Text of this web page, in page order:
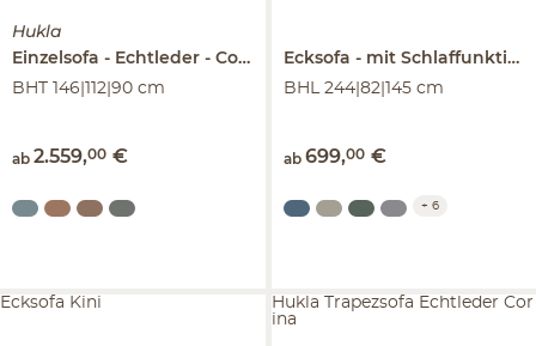
Hukla
Einzelsofa Echtleder
Corina
BHT 146|112|90 cm
ab 2.559,00 €
Ecksofa
mit Schlaffunktion
BHL 244|82|145 cm
ab 699,00 €
+ 6
Ecksofa Kini
Hukla Trapezsofa Echtleder Cor
ina